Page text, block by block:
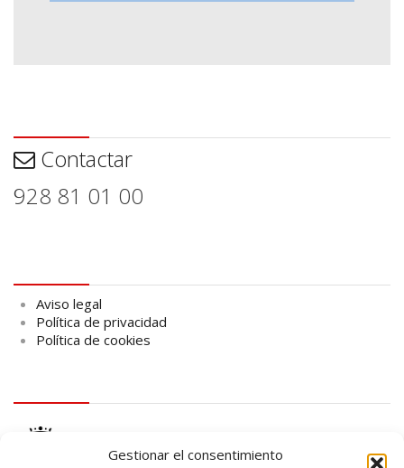
Gestionar el consentimiento
Contactar
928 81 01 00
Aviso legal
Política de privacidad
Política de cookies